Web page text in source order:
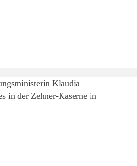
Klaudia
in der Zehner-Kaserne in